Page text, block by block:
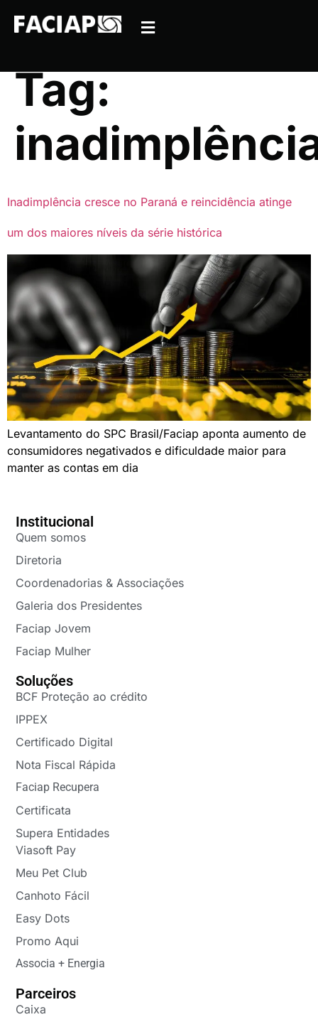
Tag:
Inadimplência cresce no Paraná e reincidência atinge
um dos maiores níveis da série histórica
Levantamento do SPC Brasil/Faciap aponta aumento de
consumidores negativados e dificuldade maior para
manter as contas em dia
Institucional
Quem somos
Diretoria
Coordenadorias & Associações
Galeria dos Presidentes
Faciap Jovem
Faciap Mulher
Soluções
BCF Proteção ao crédito
IPPEX
Certificado Digital
Nota Fiscal Rápida
Faciap Recupera
Certificata
Supera Entidades
Viasoft Pay
Meu Pet Club
Canhoto Fácil
Easy Dots
Promo Aqui
Associa + Energia
Parceiros
Caixa